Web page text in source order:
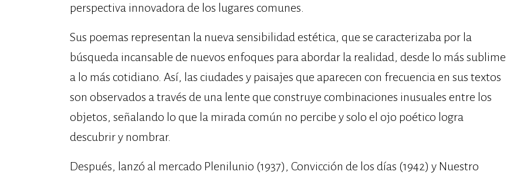
perspectiva innovadora de los lugares comunes.
Sus poemas representan la nueva sensibilidad estética, que se caracterizaba por la
búsqueda incansable de nuevos enfoques para abordar la realidad, desde lo más sublime
a lo más cotidiano. Así, las ciudades y paisajes que aparecen con frecuencia en sus textos
son observados a través de una lente que construye combinaciones inusuales entre los
objetos, señalando lo que la mirada común no percibe y solo el ojo poético logra
descubrir y nombrar.
Después, lanzó al mercado Plenilunio (1937), Convicción de los días (1942) y Nuestro